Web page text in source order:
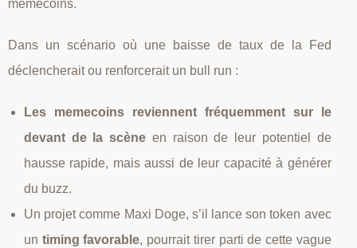
memecoins.
Dans un scénario où une baisse de taux de la Fed
déclencherait ou renforcerait un bull run :
Les memecoins reviennent fréquemment sur le
devant de la scène en raison de leur potentiel de
hausse rapide, mais aussi de leur capacité à générer
du buzz.
Un projet comme Maxi Doge, s’il lance son token avec
un timing favorable, pourrait tirer parti de cette vague